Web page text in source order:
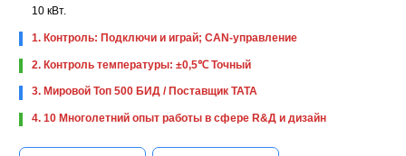
10 кВт.
1. Контроль: Подключи и играй; CAN-управление
2. Контроль температуры: ±0,5℃ Точный
3. Мировой Топ 500 БИД / Поставщик ТАТА
4. 10 Многолетний опыт работы в сфере R&Д и дизайн